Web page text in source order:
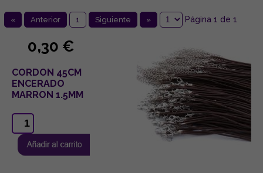
« Anterior 1 Siguiente » Página 1 de 1
0,30 €
CORDON 45CM
ENCERADO
MARRON 1.5MM